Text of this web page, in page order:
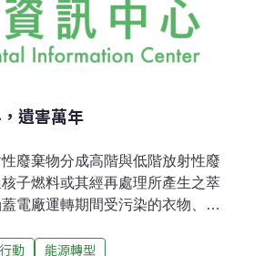
遺害萬年
廢棄物分成高階與低階放射性廢
子燃料或其經再處理所產生之萃
電廠運轉期間受污染的衣物、水
針對『用過核子燃料』，目前台
動
能源轉型